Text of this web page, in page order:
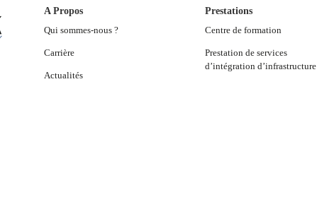
A Propos
Qui sommes-nous ?
Carrière
Actualités
Prestations
Centre de formation
Prestation de services
d’intégration d’infrastructure